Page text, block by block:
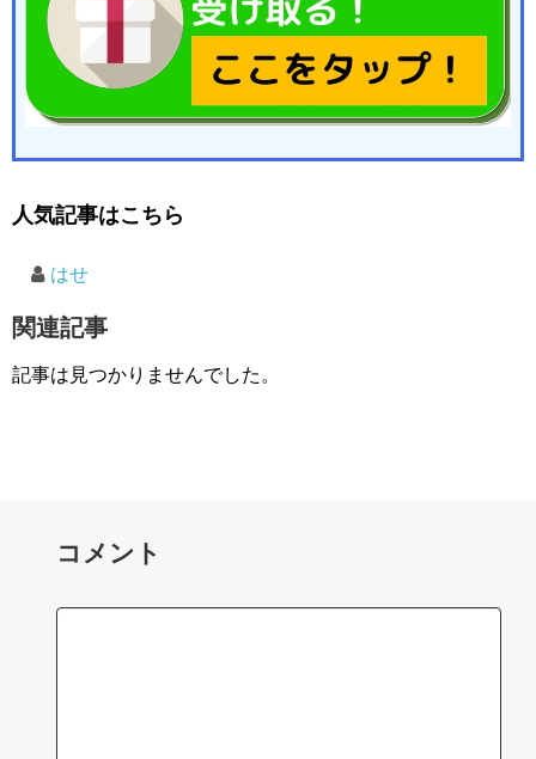
人気記事はこちら
はせ
関連記事
記事は見つかりませんでした。
コメント